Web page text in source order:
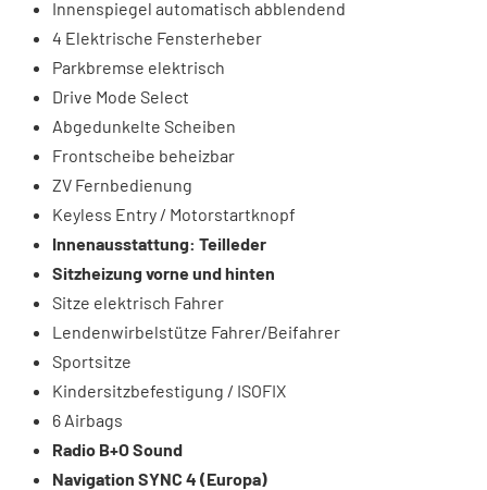
Innenspiegel automatisch abblendend
4 Elektrische Fensterheber
Parkbremse elektrisch
Drive Mode Select
Abgedunkelte Scheiben
Frontscheibe beheizbar
ZV Fernbedienung
Keyless Entry / Motorstartknopf
Innenausstattung: Teilleder
Sitzheizung vorne und hinten
Sitze elektrisch Fahrer
Lendenwirbelstütze Fahrer/Beifahrer
Sportsitze
Kindersitzbefestigung / ISOFIX
6 Airbags
Radio B+O Sound
Navigation SYNC 4 (Europa)